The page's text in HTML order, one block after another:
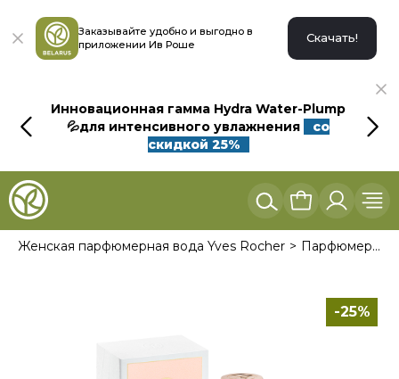
Заказывайте удобно и выгодно в
приложении Ив Роше
Скачать!
Инновационная гамма Hydra Water-Plump
💦для интенсивного увлажнения
со
скидкой 25%
Женская парфюмерная вода Yves Rocher Парфюмерная вода "Как Явность"
-25%
Паважаныя спадары!
Вітаем вас на сайце Іў Рашэ!
Вы заўсёды можаце змяніць мову ў верхнім меню сайта.